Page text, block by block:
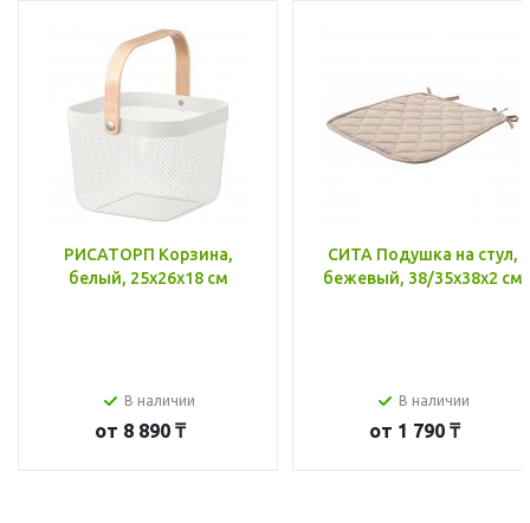
РИСАТОРП Корзина,
белый, 25x26x18 см
В наличии
от 8 890 ₸
СИТА Подушка на стул,
бежевый, 38/35x38x2 см
В наличии
от 1 790 ₸